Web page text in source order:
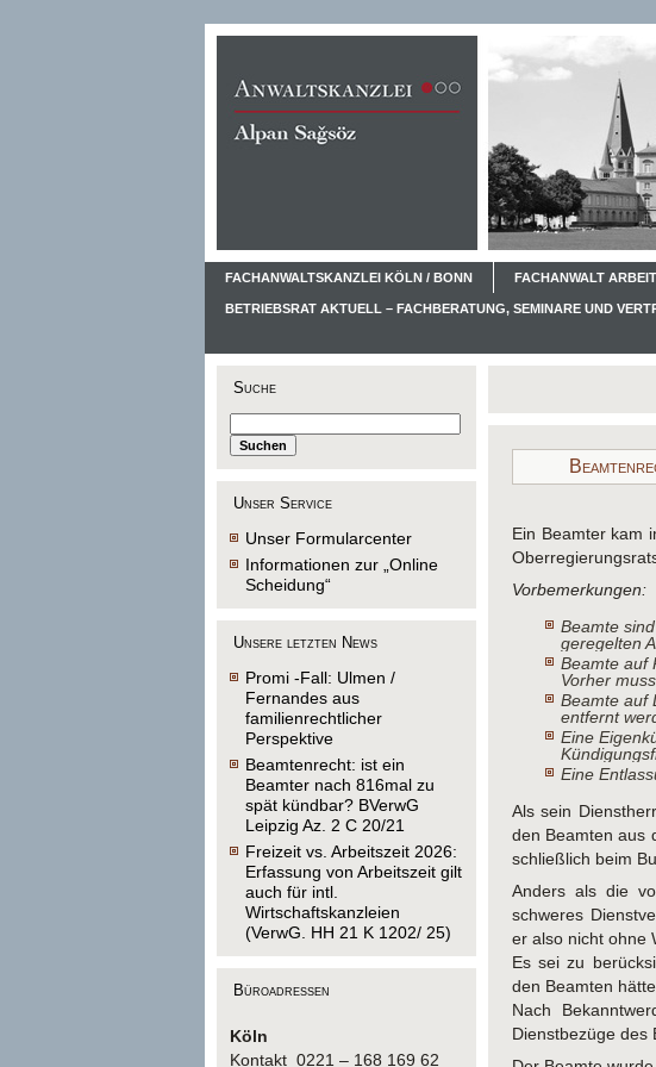
FACHANWALTSKANZLEI KÖLN / BONN FACHANWALT
BETRIEBSRAT AKTUELL – FACHBERATUNG, SEMINARE UND
Suche
Unser Service
Unser Formularcenter
Informationen zur „Online
Scheidung“
Unsere letzten News
Promi -Fall: Ulmen /
Fernandes aus
familienrechtlicher
Perspektive
Beamtenrecht: ist ein
Beamter nach 816mal zu
spät kündbar? BVerwG
Leipzig Az. 2 C 20/21
Freizeit vs. Arbeitszeit 2026:
Erfassung von Arbeitszeit gilt
auch für intl.
Wirtschaftskanzleien
(VerwG. HH 21 K 1202/ 25)
Büroadressen
Köln
Kontakt 0221 – 168 169 62
Ein Beamter kam
Vorbemerkungen:
Beamte
geregelten
Beamte auf
Vorher
Beamte auf
entfernt
Eine
Eine
Als sein
den Beamten aus
schließlich beim
Anders als die
schweres
er also nicht ohne
Es sei zu
den Beamten
Nach
Dienstbezüge des